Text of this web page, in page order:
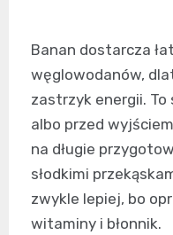
Banan dostarcza
węglowodanów,
zastrzyk energii.
albo przed
na długie
słodkimi
zwykle lepiej, bo
witaminy i błonnik.